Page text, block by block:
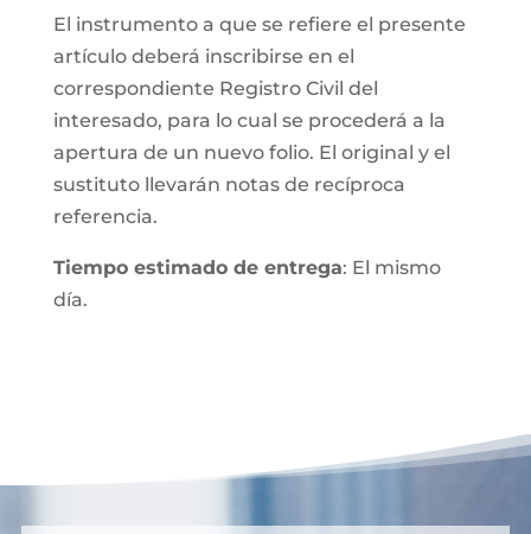
El instrumento a que se refiere el presente
artículo deberá inscribirse en el
correspondiente Registro Civil del
interesado, para lo cual se procederá a la
apertura de un nuevo folio. El original y el
sustituto llevarán notas de recíproca
referencia.
Tiempo estimado de entrega: El mismo
día.